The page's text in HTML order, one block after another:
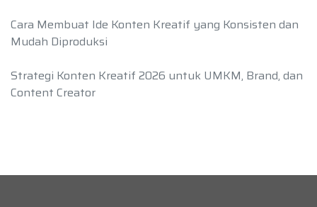
Cara Membuat Ide Konten Kreatif yang Konsisten dan
Mudah Diproduksi
Strategi Konten Kreatif 2026 untuk UMKM, Brand, dan
Content Creator